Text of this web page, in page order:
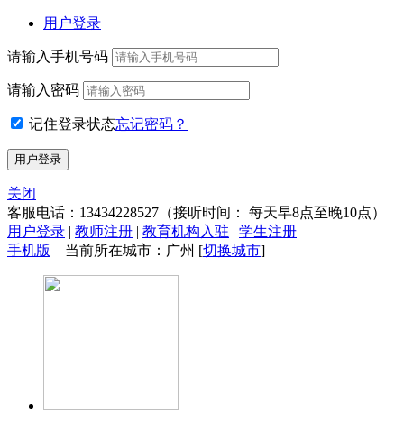
用户登录
请输入手机号码
请输入密码
记住登录状态忘记密码？
关闭
客服电话： 13434228527 （接听时间： 每天早8点至晚10点）
用户登录 | 教师注册 | 教育机构入驻 | 学生注册
手机版
当前所在城市：广州 [切换城市]